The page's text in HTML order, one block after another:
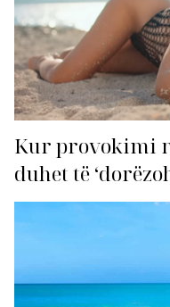
Kur provokimi
duhet të